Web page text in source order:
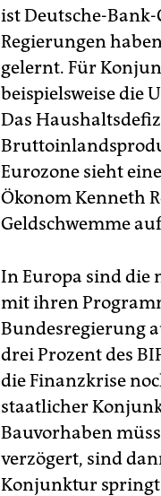
ist Deutsche-
Regierungen
gelernt. Für
beispielsweise die
Das
Eurozone sieht
Ökonom Kenneth
Geldschwemme
In Europa sind die
mit ihren
Bundesregierung
drei Prozent des
die Finanzkrise
staatlicher
Bauvorhaben
verzögert, sind
Konjunktur springt